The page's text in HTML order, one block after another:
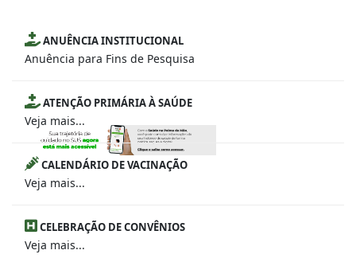
ANUÊNCIA INSTITUCIONAL
Anuência para Fins de Pesquisa
ATENÇÃO PRIMÁRIA À SAÚDE
Veja mais...
CALENDÁRIO DE VACINAÇÃO
Veja mais...
CELEBRAÇÃO DE CONVÊNIOS
Veja mais...